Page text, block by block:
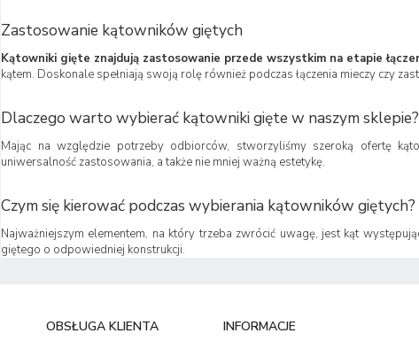
Zastosowanie kątowników giętych
Kątowniki gięte znajdują zastosowanie przede wszystkim na etapie
kątem. Doskonale spełniają swoją rolę również podczas łączenia mieczy czy
Dlaczego warto wybierać kątowniki gięte w naszym sklepie?
Mając na względzie potrzeby odbiorców, stworzyliśmy szeroką ofertę
uniwersalność zastosowania, a także nie mniej ważną estetykę.
Czym się kierować podczas wybierania kątowników giętych?
Najważniejszym elementem, na który trzeba zwrócić uwagę, jest kąt
giętego o odpowiedniej konstrukcji.
OBSŁUGA KLIENTA INFORMACJE